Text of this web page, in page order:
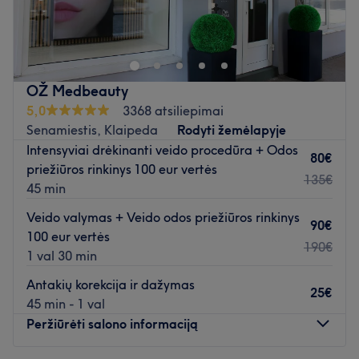
dezinfekuotais ir steriliais įrankiais.
Papildomi akcentai: salonas yra lengvai pasiekiamas
viešuoju transportu.
Salono įėjimas iš Jono g.
Atidaryti salono profilį
Čia jūsų lauks maloni aplinka. Profesionalios paslaugos
leis pasimėgauti laiku sau bei paryškins jūsų natūralius
bruožus. Čia kiekvienai apsilankiusiai kuriamas grožis yra
individualus!
Atidaryti salono profilį
OŽ Medbeauty
5,0
3368 atsiliepimai
Senamiestis, Klaipeda
Rodyti žemėlapyje
Intensyviai drėkinanti veido procedūra + Odos
priežiūros rinkinys 100 eur vertės
45 min
80€
135€
Veido valymas + Veido odos priežiūros rinkinys
100 eur vertės
1 val 30 min
90€
190€
Antakių korekcija ir dažymas
45 min - 1 val
25€
Peržiūrėti salono informaciją